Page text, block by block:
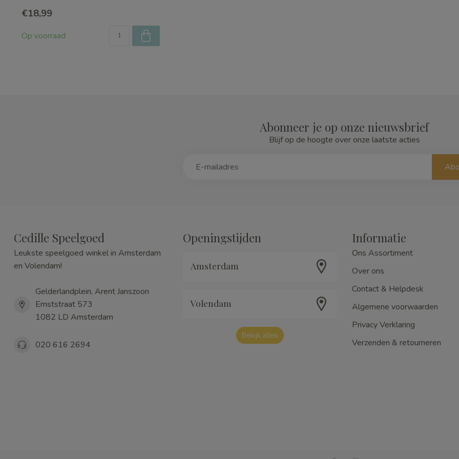
€18,99
Op voorraad
Abonneer je op onze nieuwsbrief
Blijf op de hoogte over onze laatste acties
Cedille Speelgoed
Leukste speelgoed winkel in Amsterdam
en Volendam!
Gelderlandplein, Arent Janszoon
Ernststraat 573
1082 LD Amsterdam
020 616 2694
Openingstijden
Amsterdam
Volendam
Bekijk alles
Informatie
Ons Assortiment
Over ons
Contact & Helpdesk
Algemene voorwaarden
Privacy Verklaring
Verzenden & retourneren